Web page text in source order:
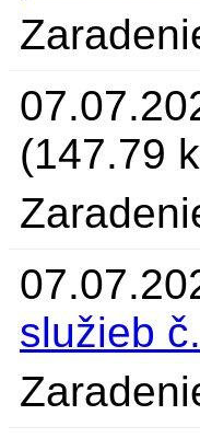
(147.79
služieb